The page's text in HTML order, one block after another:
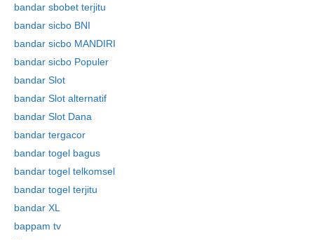
bandar sbobet terjitu
bandar sicbo BNI
bandar sicbo MANDIRI
bandar sicbo Populer
bandar Slot
bandar Slot alternatif
bandar Slot Dana
bandar tergacor
bandar togel bagus
bandar togel telkomsel
bandar togel terjitu
bandar XL
bappam tv